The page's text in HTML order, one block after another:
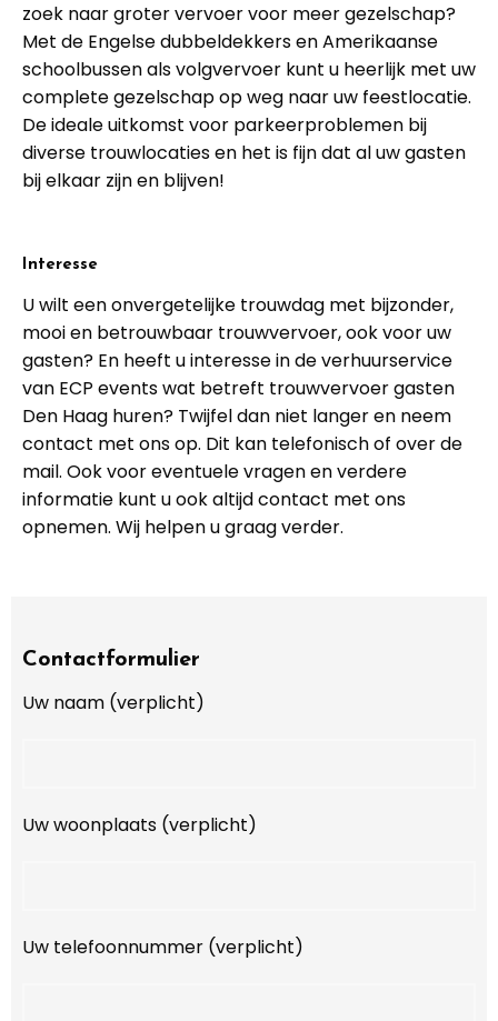
zoek naar groter vervoer voor meer gezelschap?
Met de Engelse dubbeldekkers en Amerikaanse
schoolbussen als volgvervoer kunt u heerlijk met uw
complete gezelschap op weg naar uw feestlocatie.
De ideale uitkomst voor parkeerproblemen bij
diverse trouwlocaties en het is fijn dat al uw gasten
bij elkaar zijn en blijven!
Interesse
U wilt een onvergetelijke trouwdag met bijzonder,
mooi en betrouwbaar trouwvervoer, ook voor uw
gasten? En heeft u interesse in de verhuurservice
van ECP events wat betreft trouwvervoer gasten
Den Haag huren? Twijfel dan niet langer en neem
contact met ons op. Dit kan telefonisch of over de
mail. Ook voor eventuele vragen en verdere
informatie kunt u ook altijd contact met ons
opnemen. Wij helpen u graag verder.
Contactformulier
Uw naam (verplicht)
Uw woonplaats (verplicht)
Uw telefoonnummer (verplicht)